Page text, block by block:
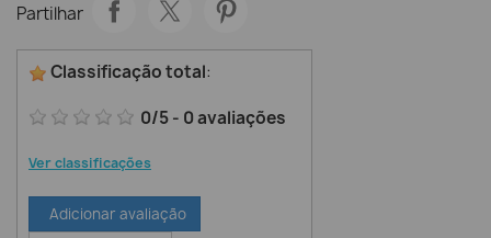
Partilhar
Classificação total:
0/5- 0avaliações
Ver classificações
Adicionar avaliação